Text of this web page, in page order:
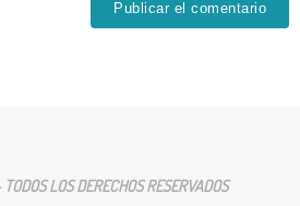
LOS DERECHOS RESERVADOS